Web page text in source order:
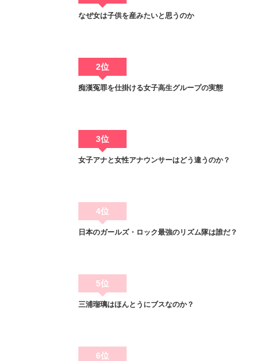
なぜ女は子供を産みたいと思うのか
2位
痴漢冤罪を仕掛ける女子高生グループの実態
3位
女子アナと女性アナウンサーはどう違うのか？
4位
日本のガールズ・ロック最強のリズム隊は誰だ？
5位
三浦瑠璃はほんとうにブスなのか？
6位